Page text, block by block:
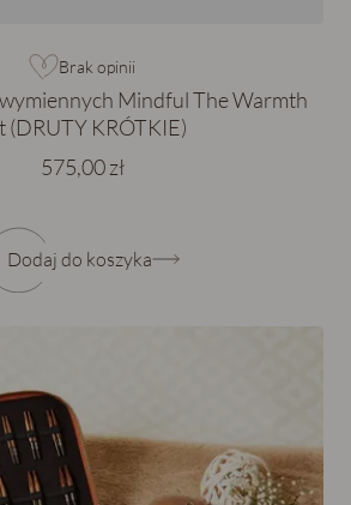
Brak opinii
Mindful The Warmth
(DRUTY KRÓTKIE)
575,00 zł
Dodaj do koszyka